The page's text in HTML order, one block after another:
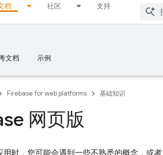
档 社区 支持
文档 示例
Firebase for web platforms 基础知识
网页版
时，您可能会遇到一些不熟悉的概念，或